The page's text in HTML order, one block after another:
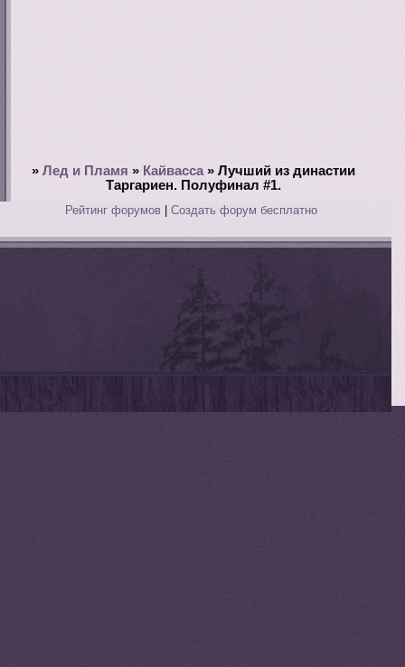
» Лед и Пламя » Кайвасса » Лучший из династии
Таргариен. Полуфинал #1.
Рейтинг форумов |Создать форум бесплатно